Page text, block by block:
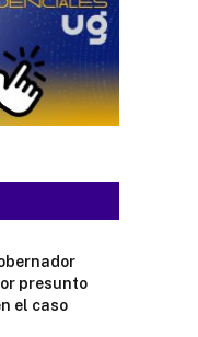
presunto
el caso